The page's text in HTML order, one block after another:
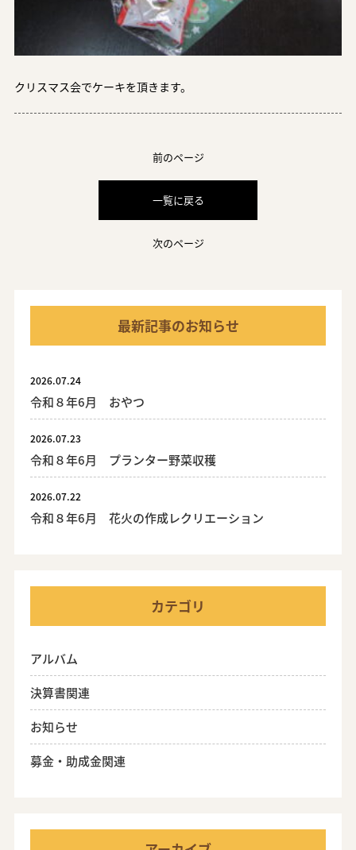
クリスマス会でケーキを頂きます。
前のページ
一覧に戻る
次のページ
最新記事のお知らせ
2026.07.24
令和８年6月 おやつ
2026.07.23
令和８年6月 プランター野菜収穫
2026.07.22
令和８年6月 花火の作成レクリエーション
カテゴリ
アルバム
決算書関連
お知らせ
募金・助成金関連